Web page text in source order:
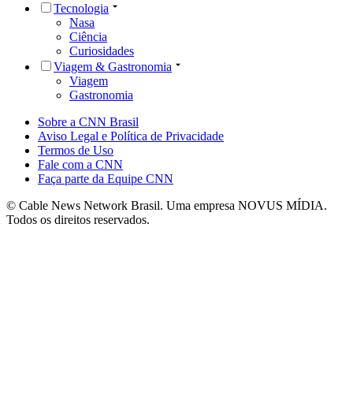
Tecnologia
Nasa
Ciência
Curiosidades
Viagem & Gastronomia
Viagem
Gastronomia
Sobre a CNN Brasil
Aviso Legal e Política de Privacidade
Termos de Uso
Fale com a CNN
Faça parte da Equipe CNN
© Cable News Network Brasil. Uma empresa NOVUS MÍDIA.
Todos os direitos reservados.